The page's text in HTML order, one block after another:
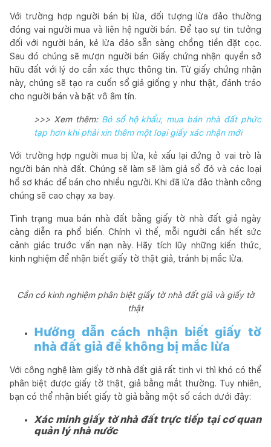
Với trường hợp người bán bị lừa, đối tượng lừa đảo thường
đóng vai người mua và liên hệ người bán. Để tạo sự tin tưởng
đối với người bán, kẻ lừa đảo sẵn sàng chồng tiền đặt cọc.
Sau đó chúng sẽ mượn người bán Giấy chứng nhận quyền sở
hữu đất với lý do cần xác thực thông tin. Từ giấy chứng nhận
này, chúng sẽ tạo ra cuốn sổ giả giống y như thật, đánh tráo
cho người bán và bặt vô âm tín.
>>> Xem thêm: Bỏ sổ hộ khẩu, mua bán nhà đất phức
tạp hơn khi phải xin thêm một loại giấy xác nhận mới
Với trường hợp người mua bị lừa, kẻ xấu lại đứng ở vai trò là
người bán nhà đất. Chúng sẽ làm sẽ làm giả sổ đỏ và các loại
hồ sơ khác để bán cho nhiều người. Khi đã lừa đảo thành công
chúng sẽ cao chạy xa bay.
Tình trạng mua bán nhà đất bằng giấy tờ nhà đất giả ngày
càng diễn ra phổ biến. Chính vì thế, mỗi người cần hết sức
cảnh giác trước vấn nạn này. Hãy tích lũy những kiến thức,
kinh nghiệm để nhận biết giấy tờ thật giả, tránh bị mắc lừa.
Cần có kinh nghiệm phân biệt giấy tờ nhà đất giả và giấy tờ
thật
Hướng dẫn cách nhận biết giấy tờ
nhà đất giả để không bị mắc lừa
Với công nghệ làm giấy tờ nhà đất giả rất tinh vi thì khó có thể
phân biệt được giấy tờ thật, giả bằng mắt thường. Tuy nhiên,
bạn có thể nhận biết giấy tờ giả bằng một số cách dưới đây:
Xác minh giấy tờ nhà đất trực tiếp tại cơ quan
quản lý nhà nước